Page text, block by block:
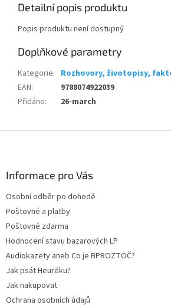
Detailní popis produktu
Popis produktu není dostupný
Doplňkové parametry
Kategorie: Rozhovory, životopisy,
EAN:
9788074922039
Přidáno: 26-march
Informace pro Vás
Osobní odběr po dohodě
Poštovné a platby
Poštovné zdarma
Hodnocení stavu bazarových LP
Audiokazety aneb Co je BPROZTOČ?
Jak psát Heuréku?
Jak nakupovat
Ochrana osobních údajů